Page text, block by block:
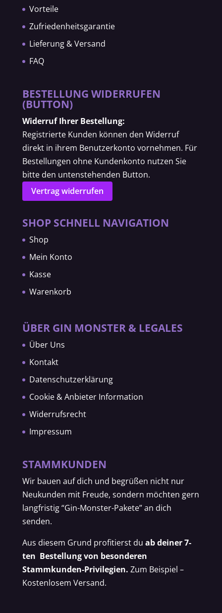
Vorteile
Zufriedenheitsgarantie
Lieferung & Versand
FAQ
BESTELLUNG WIDERRUFEN
(BUTTON)
Widerruf Ihrer Bestellung:
Registrierte Kunden können den Widerruf
direkt in ihrem Benutzerkonto vornehmen. Für
Bestellungen ohne Kundenkonto nutzen Sie
bitte den untenstehenden Button.
Vertrag widerrufen
SHOP SCHNELL NAVIGATION
Shop
Mein Konto
Kasse
Warenkorb
ÜBER GIN MONSTER & LEGALES
Über Uns
Kontakt
Datenschutzerklärung
Cookie & Anbieter Information
Widerrufsrecht
Impressum
STAMMKUNDEN
Wir bauen auf dich und begrüßen nicht nur
Neukunden mit Freude, sondern möchten gern
langfristig “Gin-Monster-Pakete” an dich
senden.
Aus diesem Grund profitierst du ab deiner 7-
ten Bestellung von besonderen
Stammkunden-Privilegien. Zum Beispiel –
Kostenlosem Versand.